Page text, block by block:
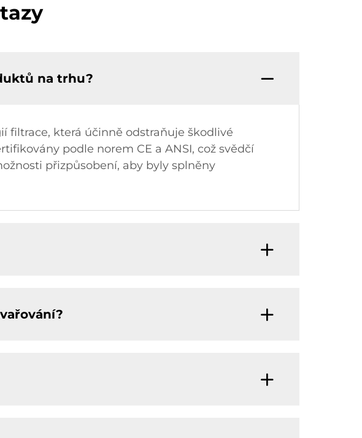
na trhu?
filtrace, která účinně odstraňuje škodlivé
podle norem CE a ANSI, což svědčí
přizpůsobení, aby byly splněny